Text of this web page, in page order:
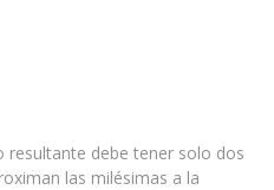
resultante debe tener solo dos
las milésimas a la